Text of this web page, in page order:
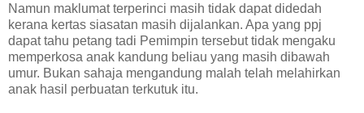
Namun maklumat terperinci masih tidak dapat didedah
kerana kertas siasatan masih dijalankan. Apa yang ppj
dapat tahu petang tadi Pemimpin tersebut tidak mengaku
memperkosa anak kandung beliau yang masih dibawah
umur. Bukan sahaja mengandung malah telah melahirkan
anak hasil perbuatan terkutuk itu.